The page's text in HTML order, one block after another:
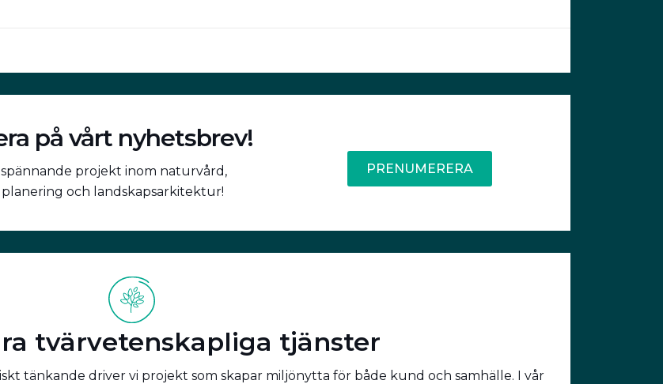
på vårt nyhetsbrev!
projekt inom naturvård,
och landskapsarkitektur!
PRENUMERERA
tvärvetenskapliga tjänster
tänkande driver vi projekt som skapar miljönytta för både kund och samhälle. I vår